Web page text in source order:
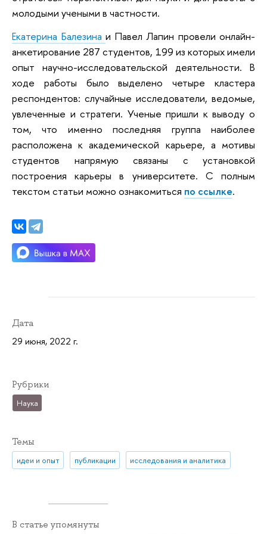
молодыми учеными в частности.
Екатерина Балезина и Павел Лапин провели онлайн-
анкетирование 287 студентов, 199 из которых имели
опыт научно-исследовательской деятельности. В
ходе работы было выделено четыре кластера
респондентов: случайные исследователи, ведомые,
увлеченные и стратеги. Ученые пришли к выводу о
том, что именно последняя группа наиболее
расположена к академической карьере, а мотивы
студентов напрямую связаны с установкой
построения карьеры в университете. C полным
текстом статьи можно ознакомиться по ссылке.
Дата
29 июня, 2022 г.
Рубрики
Наука
Темы
идеи и опыт публикации исследования и аналитика
В статье упомянуты